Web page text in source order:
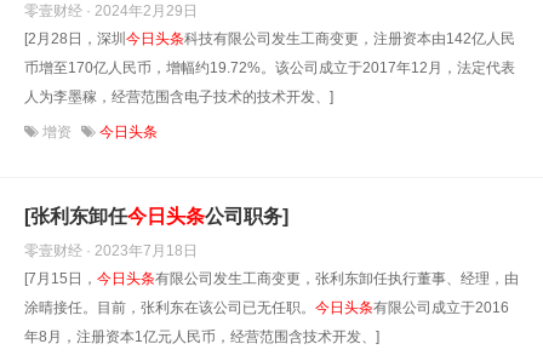
零壹财经 · 2024年2月29日
[2月28日，深圳 今日头条科技有限公司发生工商变更，注册资本由142亿人民
币增至170亿人民币，增幅约19.72%。该公司成立于2017年12月，法定代表
人为李墨稼，经营范围含电子技术的技术开发、]
增资 今日头条
[张利东卸任今日头条公司职务]
零壹财经 · 2023年7月18日
[7月15日， 今日头条有限公司发生工商变更，张利东卸任执行董事、经理，由
涂晴接任。目前，张利东在该公司已无任职。 今日头条有限公司成立于2016
年8月，注册资本1亿元人民币，经营范围含技术开发、]